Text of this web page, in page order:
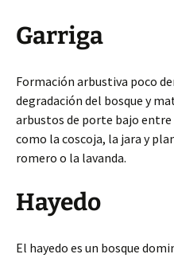
Garriga
Formación arbustiva poco
degradación del bosque y
arbustos de porte bajo entre
como la coscoja, la jara y
romero o la lavanda.
Hayedo
El hayedo es un bosque